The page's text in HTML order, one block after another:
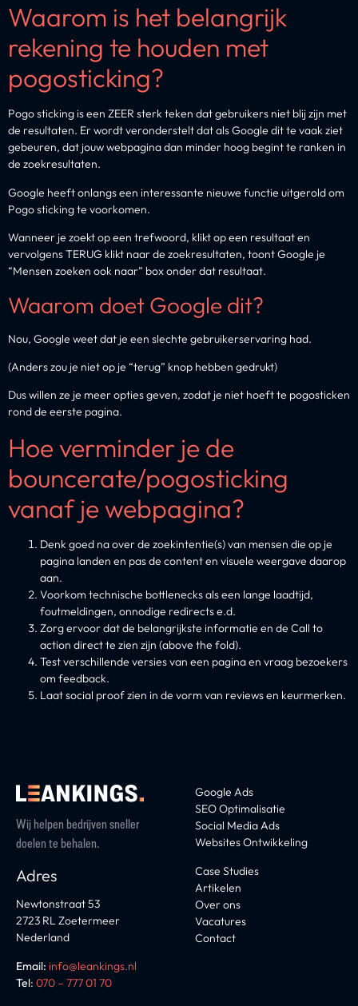
Waarom is het belangrijk
rekening te houden met
pogosticking?
Pogo sticking is een ZEER sterk teken dat gebruikers niet blij zijn met
de resultaten. Er wordt veronderstelt dat als Google dit te vaak ziet
gebeuren, dat jouw webpagina dan minder hoog begint te ranken in
de zoekresultaten.
Google heeft onlangs een interessante nieuwe functie uitgerold om
Pogo sticking te voorkomen.
Wanneer je zoekt op een trefwoord, klikt op een resultaat en
vervolgens TERUG klikt naar de zoekresultaten, toont Google je
“Mensen zoeken ook naar” box onder dat resultaat.
Waarom doet Google dit?
Nou, Google weet dat je een slechte gebruikerservaring had.
(Anders zou je niet op je “terug” knop hebben gedrukt)
Dus willen ze je meer opties geven, zodat je niet hoeft te pogosticken
rond de eerste pagina.
Hoe verminder je de
bouncerate/pogosticking
vanaf je webpagina?
Denk goed na over de zoekintentie(s) van mensen die op je
pagina landen en pas de content en visuele weergave daarop
aan.
Voorkom technische bottlenecks als een lange laadtijd,
foutmeldingen, onnodige redirects e.d.
Zorg ervoor dat de belangrijkste informatie en de Call to
action direct te zien zijn (above the fold).
Test verschillende versies van een pagina en vraag bezoekers
om feedback.
Laat social proof zien in de vorm van reviews en keurmerken.
Wij helpen bedrijven sneller
doelen te behalen.
Adres
Newtonstraat 53
2723 RL Zoetermeer
Nederland
Email: info@leankings.nl
Tel: 070 – 777 01 70
Google Ads
SEO Optimalisatie
Social Media Ads
Websites Ontwikkeling
Case Studies
Artikelen
Over ons
Vacatures
Contact